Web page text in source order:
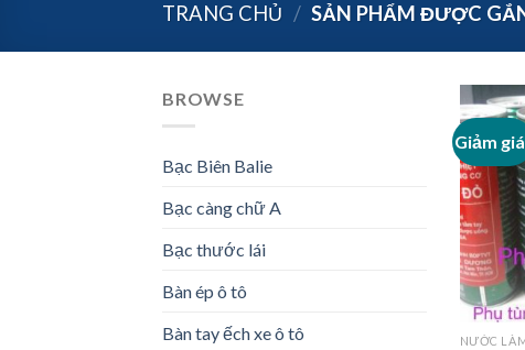
TRANG CHỦ / SẢN PHẨM ĐƯỢC
BROWSE
Bạc Biên Balie
Bạc càng chữ A
Bạc thước lái
Bàn ép ô tô
Bàn tay ếch xe ô tô
Giảm
NƯỚC